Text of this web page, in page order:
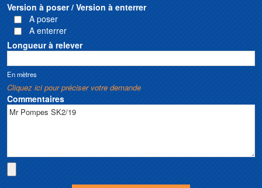
Version à poser / Version à enterrer
A poser
A enterrer
Longueur à relever
En mètres
Cliquez ici pour préciser votre demande
Commentaires